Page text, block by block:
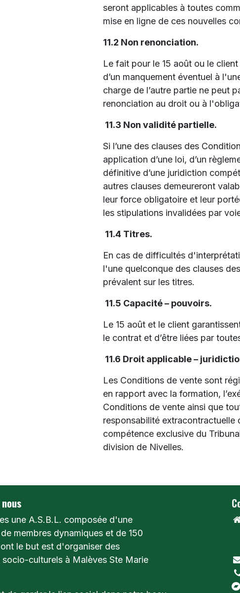
seront applicables à toutes
mise en ligne de ces nouvelles
11.2 Non renonciation.
Le fait pour le 15 août ou le
d’un manquement éventuel à
charge de l’autre partie ne peut
renonciation au droit ou à
11.3 Non validité partielle.
Si l’une des clauses des
application d’une loi, d’un
définitive d’une juridiction
autres clauses demeureront
leur force obligatoire et leur
les stipulations invalidées par
11.4 Titres.
En cas de difficultés
l'une quelconque des clauses
prévalent sur les titres.
11.5 Capacité – pouvoirs.
Le 15 août et le client
le contrat et d’être liées par
11.6 Droit applicable –
Les Conditions de vente sont
en rapport avec la formation,
Conditions de vente ainsi que
responsabilité extracontractuelle
compétence exclusive du
division de Nivelles.
une A.S.B.L. composée d'une
membres dynamiques et de 150
le but est d'organiser des
socio-culturels à Malèves Ste Marie